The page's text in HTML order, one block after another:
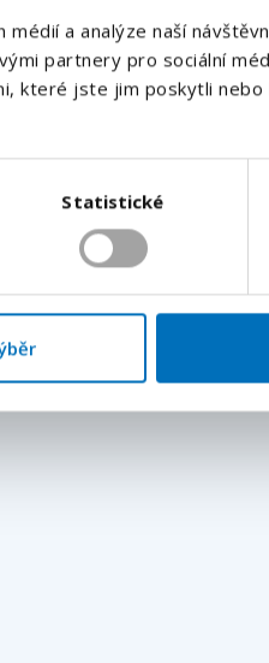
médií a analýze naší
partnery pro sociální
které jste jim poskytli nebo
Statistické
osobních údajů.